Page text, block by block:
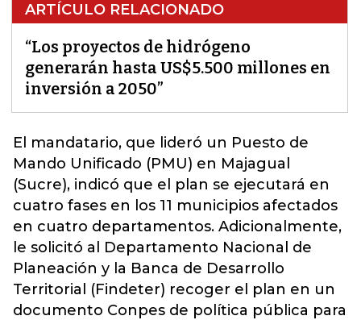
ARTÍCULO RELACIONADO
“Los proyectos de hidrógeno
generarán hasta US$5.500 millones en
inversión a 2050”
El mandatario, que lideró un Puesto de
Mando Unificado (PMU) en Majagual
(Sucre), indicó que el plan se ejecutará en
cuatro fases en los 11 municipios afectados
en cuatro departamentos. Adicionalmente,
le solicitó al Departamento Nacional de
Planeación y la Banca de Desarrollo
Territorial (Findeter) recoger el plan en un
documento Conpes de política pública para